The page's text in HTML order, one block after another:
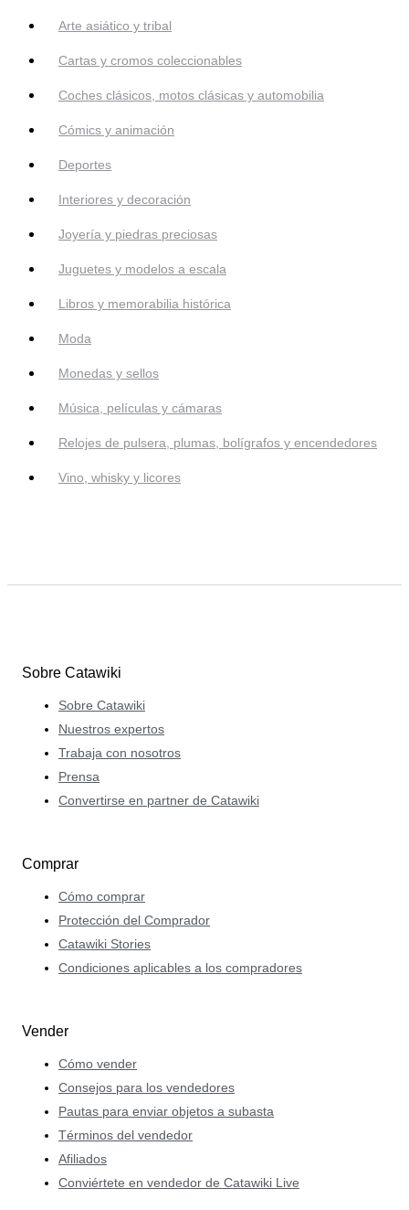
Arte asiático y tribal
Cartas y cromos coleccionables
Coches clásicos, motos clásicas y automobilia
Cómics y animación
Deportes
Interiores y decoración
Joyería y piedras preciosas
Juguetes y modelos a escala
Libros y memorabilia histórica
Moda
Monedas y sellos
Música, películas y cámaras
Relojes de pulsera, plumas, bolígrafos y encendedores
Vino, whisky y licores
Sobre Catawiki
Sobre Catawiki
Nuestros expertos
Trabaja con nosotros
Prensa
Convertirse en partner de Catawiki
Comprar
Cómo comprar
Protección del Comprador
Catawiki Stories
Condiciones aplicables a los compradores
Vender
Cómo vender
Consejos para los vendedores
Pautas para enviar objetos a subasta
Términos del vendedor
Afiliados
Conviértete en vendedor de Catawiki Live